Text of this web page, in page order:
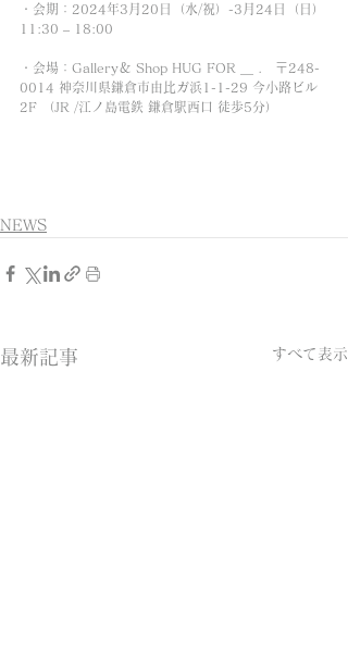
・会期：2024年3月20日（水/祝）-3月24日（日）
11:30 – 18:00
・会場：Gallery＆ Shop HUG FOR ＿ .　〒248-
0014 神奈川県鎌倉市由比ガ浜1-1-29 今小路ビル
2F （JR /江ノ島電鉄 鎌倉駅西口 徒歩5分）
NEWS
最新記事 すべて表示